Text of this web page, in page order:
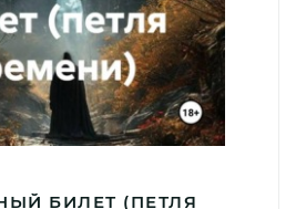
БИЛЕТ (ПЕТЛЯ